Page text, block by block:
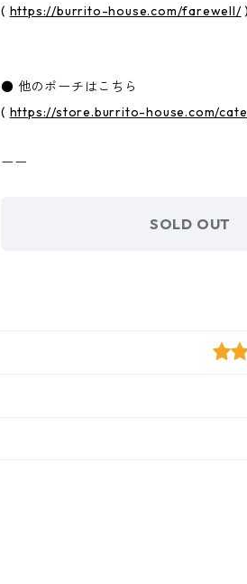
( https://burrito-house.com/farewell/)
● 他のポーチはこちら
( https://store.burrito-house.com/
ーー
SOLD OUT